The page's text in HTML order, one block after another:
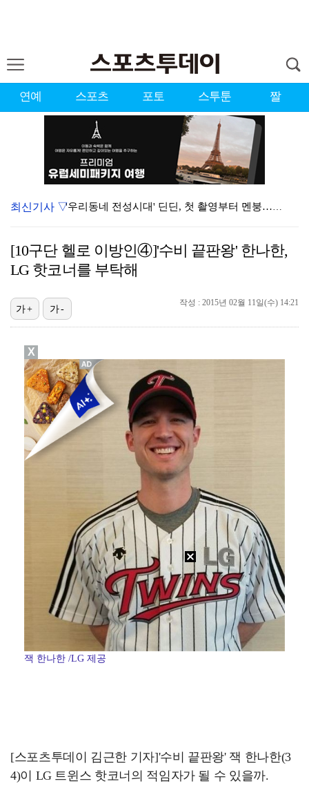
연예 스포츠 포토 스투툰 짤
'우리동네 전성시대' 딘딘, 첫 촬영부터 멘붕…시작부터…
서장훈 감독 "내 능력 부족" 자책하게 만든 펜타곤과의…
'오징어 게임' 미국판 스핀오프, 제작 무산설 "넷플릭…
[ST포토] 더울 때 만나는 아이스쇼
[ST포토] 마서영, 나이스 퍼팅
진세연, 전속계약 종료…FA 시장 나왔다 [공식]
[ST포토] 성은정, 캐디와 퍼트라인 확인
최신기사 ▽
[10구단 헬로 이방인④]'수비 끝판왕' 한나한,
LG 핫코너를 부탁해
작성 : 2015년 02월 11일(수) 14:21
가+ 가-
잭 한나한 /LG 제공
[스포츠투데이 김근한 기자]'수비 끝판왕' 잭 한나한(3
4)이 LG 트윈스 핫코너의 적임자가 될 수 있을까.
X